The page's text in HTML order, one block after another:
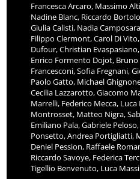
Francesca Arcaro, Massimo
Nadine Blanc, Riccardo
Giulia Calisti, Nadia
Filippo Clermont, Carol Di
Dufour, Christian
Enrico Formento Dojot, Bruno
Francesconi, Sofia Fregnani,
Paolo Gatto, Michael
Cecilia Lazzarotto, Giacomo
Marrelli, Federico Mecca,
Montrosset, Matteo Nigra,
Emiliano Pala, Gabriele
Ponsetto, Andrea Portigliatti,
Deniel Pession, Raffaele
Riccardo Savoye, Federica
Tigellio Benvenuto, Luca